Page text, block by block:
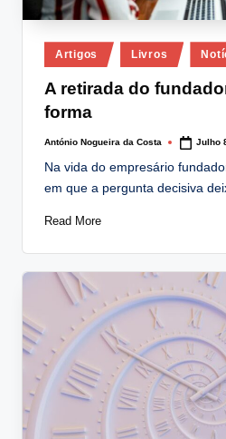
Posted
in
Artigos Livros
A retirada do
forma
Posted
António Nogueira da Costa Julho
Na vida do empresário
em que a pergunta decisiva
Read More